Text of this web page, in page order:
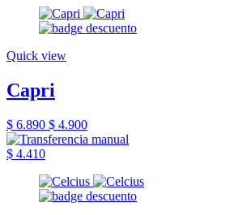
Quick view
Capri
$ 6.890 $ 4.900
$ 4.410